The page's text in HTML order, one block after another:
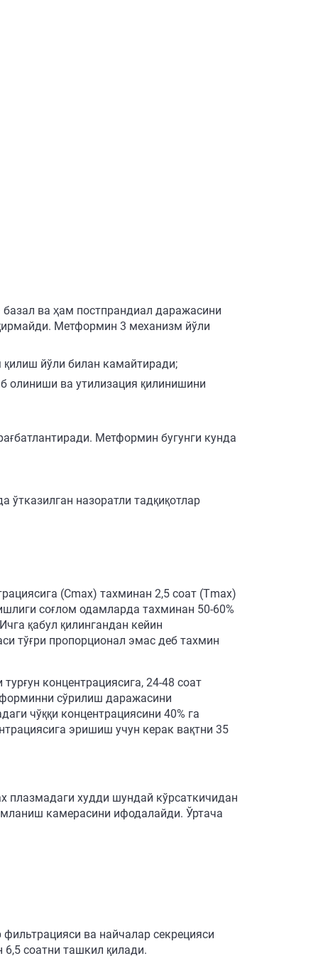
ва ҳам постпрандиал даражасини
Метформин 3 механизм йўли
йўли билан камайтиради;
олиниши ва утилизация қилинишини
Метформин бугунги кунда
назоратли тадқиқотлар
(Сmax) тахминан 2,5 соат (Тmax)
соғлом одамларда тахминан 50-60%
қабул қилингандан кейин
тўғри пропорционал эмас деб тахмин
концентрациясига, 24-48 соат
сўрилиш даражасини
чўққи концентрациясини 40% га
эришиш учун керак вақтни 35
плазмадаги худди шундай кўрсаткичидан
камерасини ифодалайди. Ўртача
ва найчалар секрецияси
соатни ташкил қилади.